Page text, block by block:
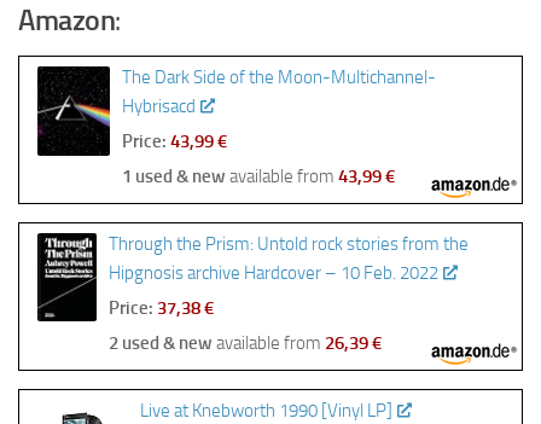
Amazon:
The Dark Side of the Moon-Multichannel-
Hybrisacd
Price: 43,99 €
1 used & new available from 43,99 €
Through the Prism: Untold rock stories from the
Hipgnosis archive Hardcover – 10 Feb. 2022
Price: 37,38 €
2 used & new available from 26,39 €
Live at Knebworth 1990 [Vinyl LP]